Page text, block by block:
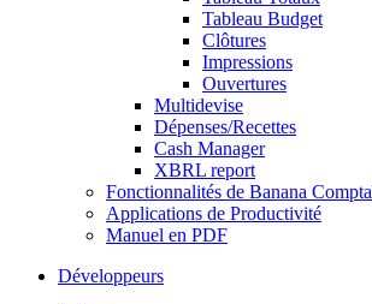
Tableau Budget
Clôtures
Impressions
Ouvertures
Multidevise
Dépenses/Recettes
Cash Manager
XBRL report
Fonctionnalités de Banana
Applications de Productivité
Manuel en PDF
Développeurs